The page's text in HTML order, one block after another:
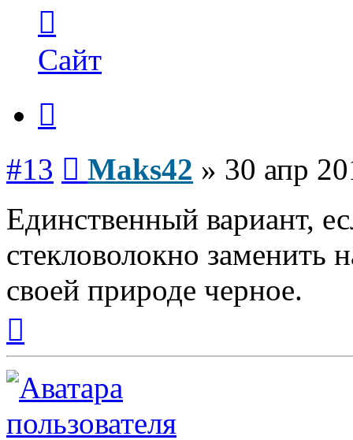
пользователя
Maks42
Сайт
#13 Maks42 » 30 апр
Единственный вариант,
стекловолокно заменить
своей природе черное.
началу